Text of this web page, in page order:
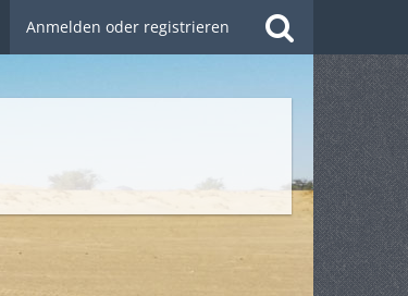
Anmelden oder registrieren